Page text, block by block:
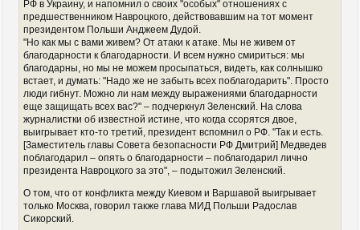
РФ в Украину, и напомнил о своих "особых" отношениях с
предшественником Навроцкого, действовавшим на тот момент
президентом Польши Анджеем Дудой.
"Но как мы с вами живем? От атаки к атаке. Мы не живем от
благодарности к благодарности. И всем нужно смириться: мы
благодарны, но мы не можем просыпаться, видеть, как солнышко
встает, и думать: "Надо же не забыть всех поблагодарить". Просто
люди гибнут. Можно ли нам между выражениями благодарности
еще защищать всех вас?" – подчеркнул Зеленский. На слова
журналистки об известной истине, что когда ссорятся двое,
выигрывает кто-то третий, президент вспомнил о РФ. "Так и есть.
[Заместитель главы Совета безопасности РФ Дмитрий] Медведев
поблагодарил – опять о благодарности – поблагодарил лично
президента Навроцкого за это", – подытожил Зеленский.
О том, что от конфликта между Киевом и Варшавой выигрывает
только Москва, говорил также глава МИД Польши Радослав
Сикорский.